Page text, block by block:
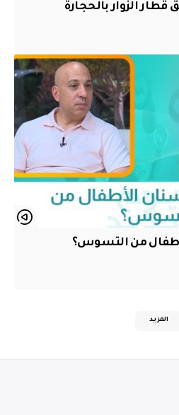
الزوار بالحجارة
من التسوس؟
المزيد